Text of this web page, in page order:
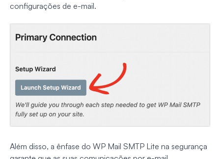
configurações de e-mail.
Além disso, a ênfase do WP Mail SMTP Lite na segurança